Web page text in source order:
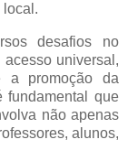
local.
desafios no
universal,
a promoção da
fundamental que
não apenas
alunos,